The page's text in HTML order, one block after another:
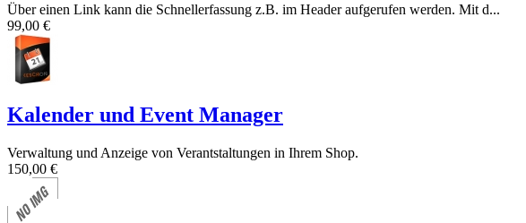
Über einen Link kann die Schnellerfassung z.B. im Header aufgerufen werden. Mit d...
99,00 €
Kalender und Event Manager
Verwaltung und Anzeige von Verantstaltungen in Ihrem Shop.
150,00 €